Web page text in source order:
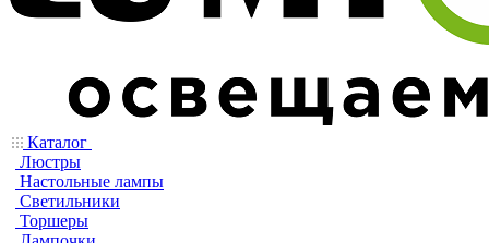
Каталог
Люстры
Настольные лампы
Светильники
Торшеры